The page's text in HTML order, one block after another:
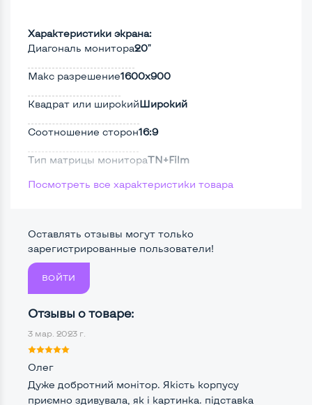
Характеристики экрана:
Диагональ монитора20"
Макс разрешение1600x900
Квадрат или широкийШирокий
Соотношение сторон16:9
Тип матрицы монитораTN+Film
Тип подсветки монитораLED
Разъемы подключения:
Крепление сзади, типа VESA
Интерфейс подключения VGA
Посмотреть все характеристики товара
Оставлять отзывы могут только
зарегистрированные пользователи!
ВОЙТИ
Отзывы о товаре:
3 мар. 2023 г.
Олег
Дуже добротний монітор. Якість корпусу
приємно здивувала, як і картинка. підставка